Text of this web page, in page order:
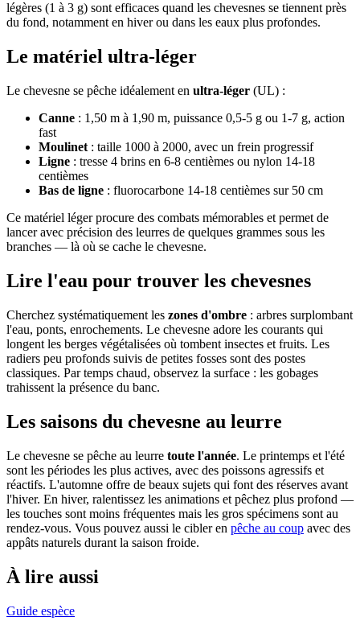
légères (1 à 3 g) sont efficaces quand les chevesnes se tiennent près
du fond, notamment en hiver ou dans les eaux plus profondes.
Le matériel ultra-léger
Le chevesne se pêche idéalement en ultra-léger (UL) :
Canne : 1,50 m à 1,90 m, puissance 0,5-5 g ou 1-7 g, action
fast
Moulinet : taille 1000 à 2000, avec un frein progressif
Ligne : tresse 4 brins en 6-8 centièmes ou nylon 14-18
centièmes
Bas de ligne : fluorocarbone 14-18 centièmes sur 50 cm
Ce matériel léger procure des combats mémorables et permet de
lancer avec précision des leurres de quelques grammes sous les
branches — là où se cache le chevesne.
Lire l'eau pour trouver les chevesnes
Cherchez systématiquement les zones d'ombre : arbres surplombant
l'eau, ponts, enrochements. Le chevesne adore les courants qui
longent les berges végétalisées où tombent insectes et fruits. Les
radiers peu profonds suivis de petites fosses sont des postes
classiques. Par temps chaud, observez la surface : les gobages
trahissent la présence du banc.
Les saisons du chevesne au leurre
Le chevesne se pêche au leurre toute l'année. Le printemps et l'été
sont les périodes les plus actives, avec des poissons agressifs et
réactifs. L'automne offre de beaux sujets qui font des réserves avant
l'hiver. En hiver, ralentissez les animations et pêchez plus profond —
les touches sont moins fréquentes mais les gros spécimens sont au
rendez-vous. Vous pouvez aussi le cibler en pêche au coup avec des
appâts naturels durant la saison froide.
À lire aussi
Guide espèce